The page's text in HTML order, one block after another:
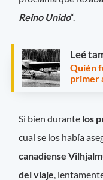
Reino Unido“.
Leé
Quién
primer
Si bien durante los
cual se los había
canadiense
del viaje,